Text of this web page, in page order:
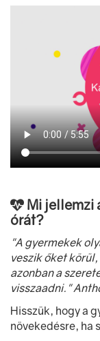
Mi jellemzi
órát?
"A gyermekek
veszik őket
azonban a
visszaadni."
Hisszük, hogy a
növekedésre, ha